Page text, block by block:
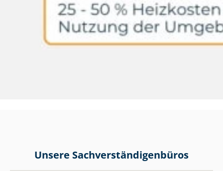
Unsere Sach­ver­stän­di­gen­bü­ros